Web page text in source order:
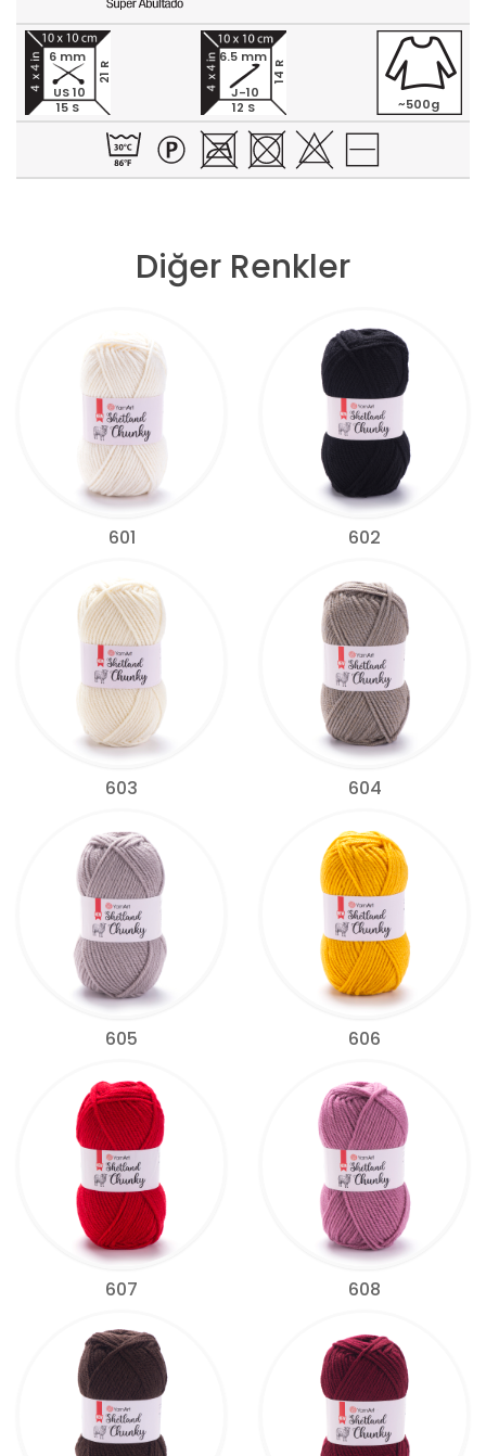
15 S
21 R
6 mm
US 10
12 S
14 R
6.5 mm
J-10
~500g
Diğer Renkler
601 602
603 604
605 606
607 608